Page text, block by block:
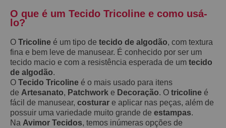
O que é um Tecido Tricoline e como usá-
lo?
O Tricoline é um tipo de tecido de algodão, com textura
fina e bem leve de manusear. É conhecido por ser um
tecido macio e com a resistência esperada de um tecido
de algodão.
O Tecido Tricoline é o mais usado para itens
de Artesanato, Patchwork e Decoração. O tricoline é
fácil de manusear, costurar e aplicar nas peças, além de
possuir uma variedade muito grande de estampas.
Na Avimor Tecidos, temos inúmeras opções de